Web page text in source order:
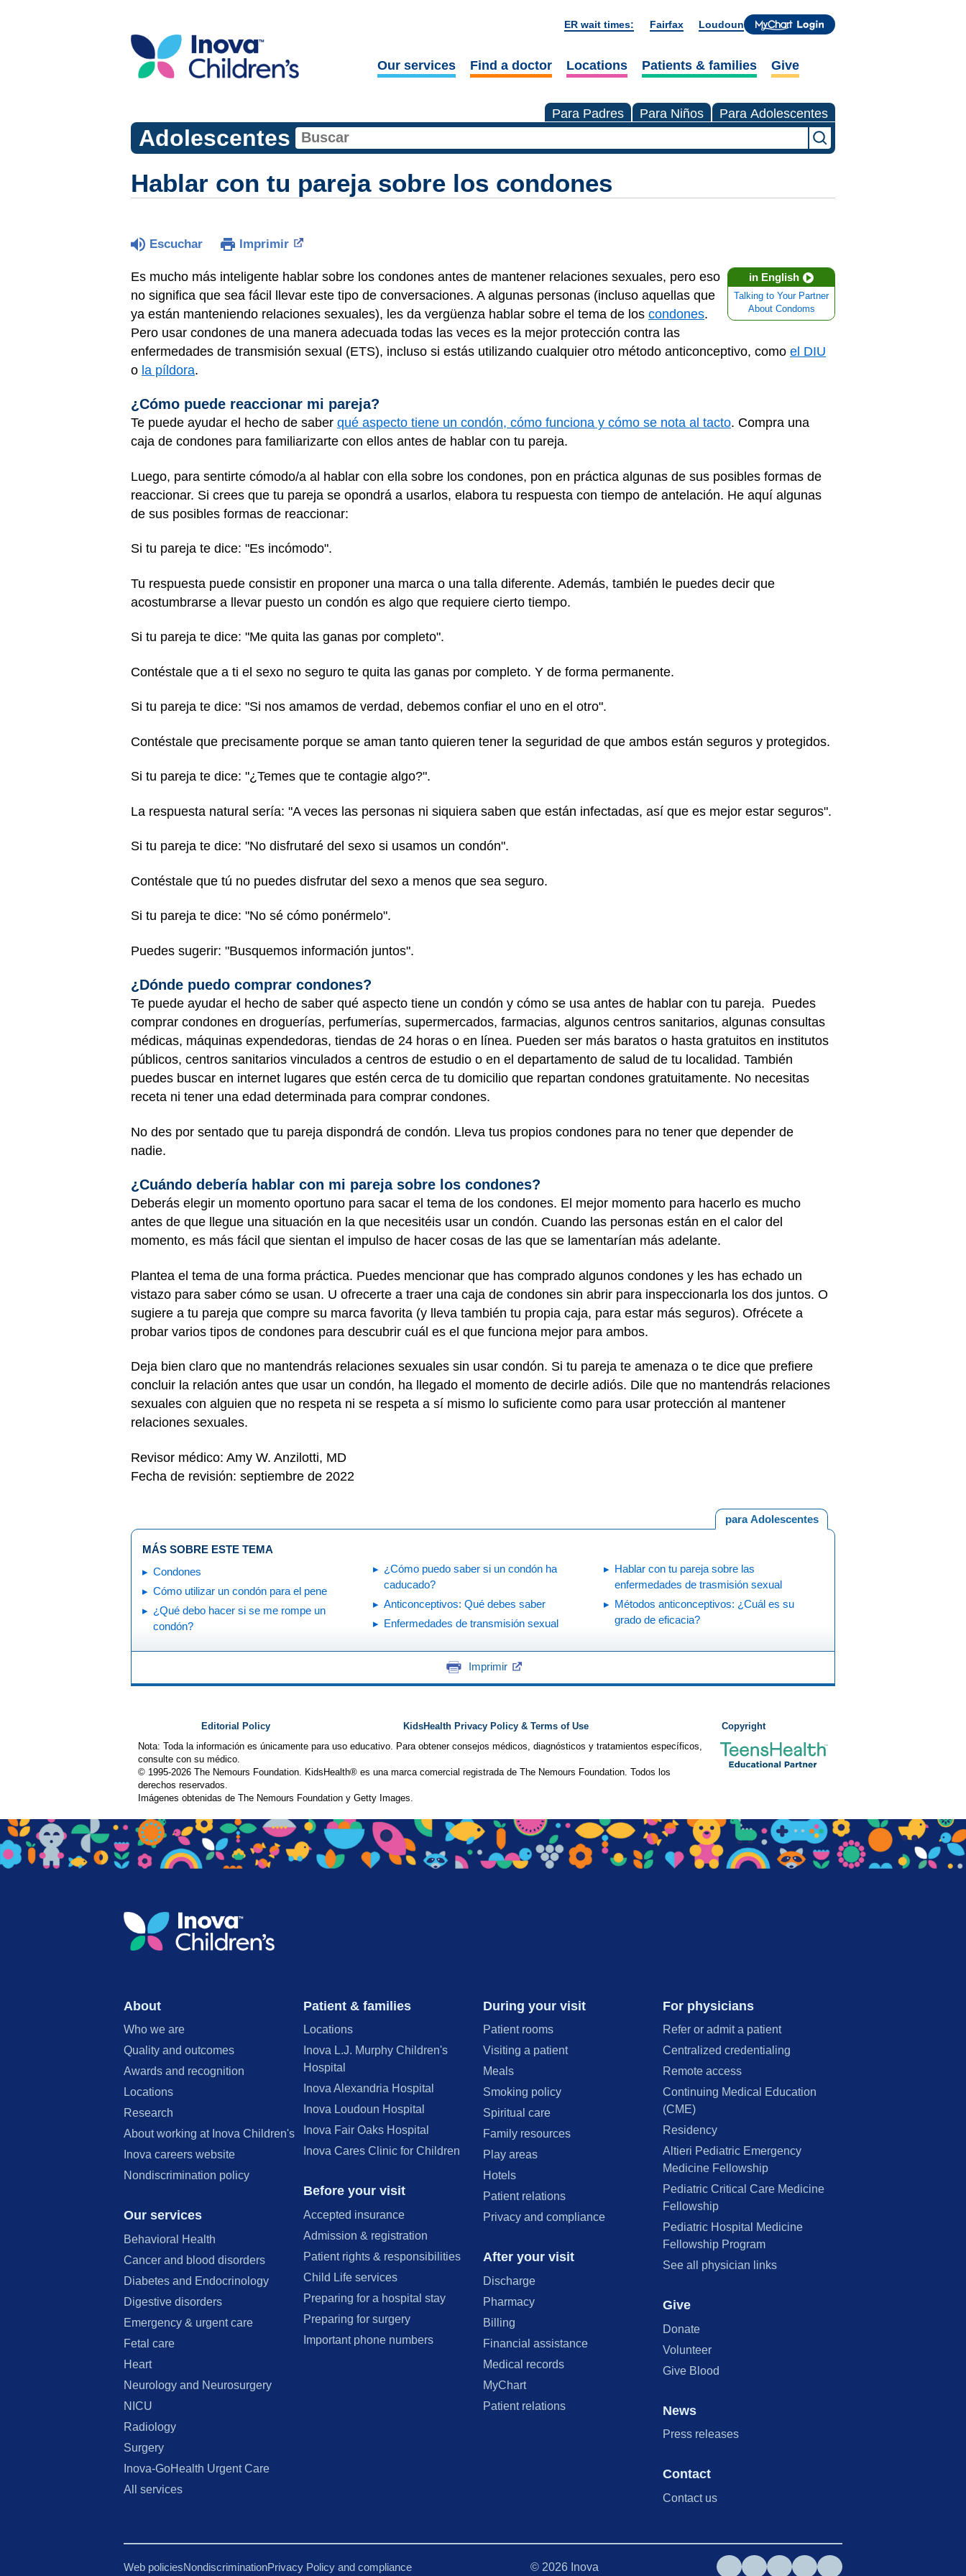
ER wait times: Fairfax Loudoun
Our services Find a doctor Locations Patients & families Give
Para Padres Para Niños Para Adolescentes
Adolescentes
Hablar con tu pareja sobre los condones
Escuchar Imprimir
in English
Talking to Your Partner
About Condoms
Es mucho más inteligente hablar sobre los condones antes de mantener relaciones sexuales, pero eso
no significa que sea fácil llevar este tipo de conversaciones. A algunas personas (incluso aquellas que
ya están manteniendo relaciones sexuales), les da vergüenza hablar sobre el tema de los condones.
Pero usar condones de una manera adecuada todas las veces es la mejor protección contra las
enfermedades de transmisión sexual (ETS), incluso si estás utilizando cualquier otro método anticonceptivo, como el DIU
o la píldora.
¿Cómo puede reaccionar mi pareja?
Te puede ayudar el hecho de saber qué aspecto tiene un condón, cómo funciona y cómo se nota al tacto. Compra una
caja de condones para familiarizarte con ellos antes de hablar con tu pareja.
Luego, para sentirte cómodo/a al hablar con ella sobre los condones, pon en práctica algunas de sus posibles formas de
reaccionar. Si crees que tu pareja se opondrá a usarlos, elabora tu respuesta con tiempo de antelación. He aquí algunas
de sus posibles formas de reaccionar:
Si tu pareja te dice: "Es incómodo".
Tu respuesta puede consistir en proponer una marca o una talla diferente. Además, también le puedes decir que
acostumbrarse a llevar puesto un condón es algo que requiere cierto tiempo.
Si tu pareja te dice: "Me quita las ganas por completo".
Contéstale que a ti el sexo no seguro te quita las ganas por completo. Y de forma permanente.
Si tu pareja te dice: "Si nos amamos de verdad, debemos confiar el uno en el otro".
Contéstale que precisamente porque se aman tanto quieren tener la seguridad de que ambos están seguros y protegidos.
Si tu pareja te dice: "¿Temes que te contagie algo?".
La respuesta natural sería: "A veces las personas ni siquiera saben que están infectadas, así que es mejor estar seguros".
Si tu pareja te dice: "No disfrutaré del sexo si usamos un condón".
Contéstale que tú no puedes disfrutar del sexo a menos que sea seguro.
Si tu pareja te dice: "No sé cómo ponérmelo".
Puedes sugerir: "Busquemos información juntos".
¿Dónde puedo comprar condones?
Te puede ayudar el hecho de saber qué aspecto tiene un condón y cómo se usa antes de hablar con tu pareja. Puedes
comprar condones en droguerías, perfumerías, supermercados, farmacias, algunos centros sanitarios, algunas consultas
médicas, máquinas expendedoras, tiendas de 24 horas o en línea. Pueden ser más baratos o hasta gratuitos en institutos
públicos, centros sanitarios vinculados a centros de estudio o en el departamento de salud de tu localidad. También
puedes buscar en internet lugares que estén cerca de tu domicilio que repartan condones gratuitamente. No necesitas
receta ni tener una edad determinada para comprar condones.
No des por sentado que tu pareja dispondrá de condón. Lleva tus propios condones para no tener que depender de
nadie.
¿Cuándo debería hablar con mi pareja sobre los condones?
Deberás elegir un momento oportuno para sacar el tema de los condones. El mejor momento para hacerlo es mucho
antes de que llegue una situación en la que necesitéis usar un condón. Cuando las personas están en el calor del
momento, es más fácil que sientan el impulso de hacer cosas de las que se lamentarían más adelante.
Plantea el tema de una forma práctica. Puedes mencionar que has comprado algunos condones y les has echado un
vistazo para saber cómo se usan. U ofrecerte a traer una caja de condones sin abrir para inspeccionarla los dos juntos. O
sugiere a tu pareja que compre su marca favorita (y lleva también tu propia caja, para estar más seguros). Ofrécete a
probar varios tipos de condones para descubrir cuál es el que funciona mejor para ambos.
Deja bien claro que no mantendrás relaciones sexuales sin usar condón. Si tu pareja te amenaza o te dice que prefiere
concluir la relación antes que usar un condón, ha llegado el momento de decirle adiós. Dile que no mantendrás relaciones
sexuales con alguien que no respeta ni se respeta a sí mismo lo suficiente como para usar protección al mantener
relaciones sexuales.
Revisor médico: Amy W. Anzilotti, MD
Fecha de revisión: septiembre de 2022
para Adolescentes
MÁS SOBRE ESTE TEMA
Condones
Cómo utilizar un condón para el pene
¿Qué debo hacer si se me rompe un
condón?
¿Cómo puedo saber si un condón ha
caducado?
Anticonceptivos: Qué debes saber
Enfermedades de transmisión sexual
Hablar con tu pareja sobre las
enfermedades de trasmisión sexual
Métodos anticonceptivos: ¿Cuál es su
grado de eficacia?
Imprimir
Editorial Policy KidsHealth Privacy Policy & Terms of Use
Copyright
Nota: Toda la información es únicamente para uso educativo. Para obtener consejos médicos, diagnósticos y tratamientos específicos,
consulte con su médico.
© 1995-2026 The Nemours Foundation. KidsHealth® es una marca comercial registrada de The Nemours Foundation. Todos los
derechos reservados.
Imágenes obtenidas de The Nemours Foundation y Getty Images.
About
Who we are
Quality and outcomes
Awards and recognition
Locations
Research
About working at Inova Children's
Inova careers website
Nondiscrimination policy
Our services
Behavioral Health
Cancer and blood disorders
Diabetes and Endocrinology
Digestive disorders
Emergency & urgent care
Fetal care
Heart
Neurology and Neurosurgery
NICU
Radiology
Surgery
Inova-GoHealth Urgent Care
All services
Patient & families
Locations
Inova L.J. Murphy Children's
Hospital
Inova Alexandria Hospital
Inova Loudoun Hospital
Inova Fair Oaks Hospital
Inova Cares Clinic for Children
Before your visit
Accepted insurance
Admission & registration
Patient rights & responsibilities
Child Life services
Preparing for a hospital stay
Preparing for surgery
Important phone numbers
During your visit
Patient rooms
Visiting a patient
Meals
Smoking policy
Spiritual care
Family resources
Play areas
Hotels
Patient relations
Privacy and compliance
After your visit
Discharge
Pharmacy
Billing
Financial assistance
Medical records
MyChart
Patient relations
For physicians
Refer or admit a patient
Centralized credentialing
Remote access
Continuing Medical Education
(CME)
Residency
Altieri Pediatric Emergency
Medicine Fellowship
Pediatric Critical Care Medicine
Fellowship
Pediatric Hospital Medicine
Fellowship Program
See all physician links
Give
Donate
Volunteer
Give Blood
News
Press releases
Contact
Contact us
Web policiesNondiscriminationPrivacy Policy and compliance © 2026Inova